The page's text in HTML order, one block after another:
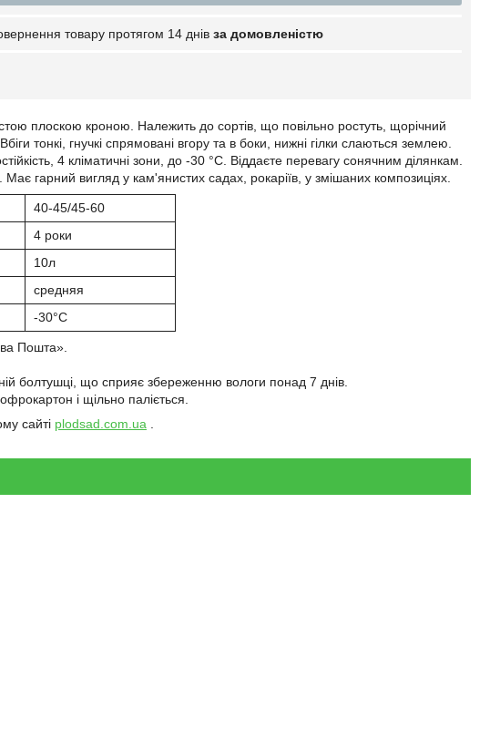
товару протягом 14 днів за домовленістю
плоскою кроною. Належить до сортів, що повільно ростуть, щорічний
тонкі, гнучкі спрямовані вгору та в боки, нижні гілки слаються землею.
4 кліматичні зони, до -30 °C. Віддаєте перевагу сонячним ділянкам.
гарний вигляд у кам'янистих садах, рокаріїв, у змішаних композиціях.
40-45/45-60
4 роки
10л
средняя
-30°C
Пошта».
болтушці, що сприяє збереженню вологи понад 7 днів.
і щільно паліється.
сайті plodsad.com.ua